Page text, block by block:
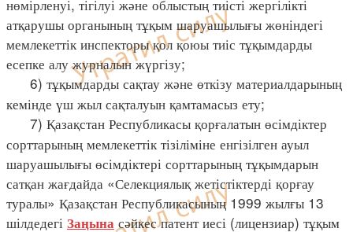
нөмірленуі, тігілуі және облыстың тиісті жергілікті
атқарушы органының тұқым шаруашылығы жөніндегі
мемлекеттік инспекторы қол қоюы тиіс тұқымдарды
есепке алу журналын жүргізу;
6) тұқымдарды сақтау және өткізу материалдарының
кемінде үш жыл сақталуын қамтамасыз ету;
7) Қазақстан Республикасы қорғалатын өсімдіктер
сорттарының мемлекеттік тізіліміне енгізілген ауыл
шаруашылығы өсімдіктері сорттарының тұқымдарын
сатқан жағдайда «Селекциялық жетістіктерді қорғау
туралы» Қазақстан Республикасының 1999 жылғы 13
шілдедегі Заңына сәйкес патент иесі (лицензиар) тұқым